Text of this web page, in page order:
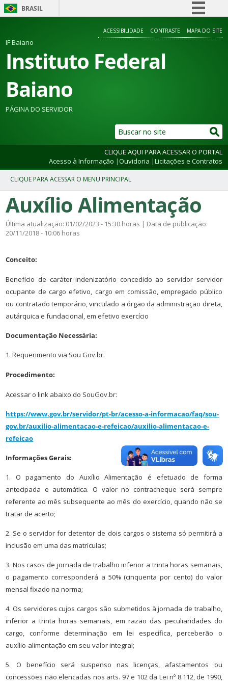
BRASIL
Participe
ACESSIBILIDADE CONTRASTE MAPA DO SITE
IF Baiano
Instituto Federal
Baiano
PÁGINA DO SERVIDOR
CLIQUE AQUI PARA ACESSAR O PORTAL
Acesso à Informação |Ouvidoria |Licitações e Contratos
Auxílio Alimentação
Última atualização: 01/02/2023 - 15:30 horas | Data de publicação:
20/11/2018 - 10:06 horas
Conceito:
Benefício de caráter indenizatório concedido ao servidor servidor
ocupante de cargo efetivo, cargo em comissão, empregado público
ou contratado temporário, vinculado a órgão da administração direta,
autárquica e fundacional, em efetivo exercício
Documentação Necessária:
1. Requerimento via Sou Gov.br.
Procedimento:
Acessar o link abaixo do SouGov.br:
https://www.gov.br/servidor/pt-br/acesso-a-informacao/faq/sou-
gov.br/auxilio-alimentacao-e-refeicao/auxilio-alimentacao-e-
refeicao
Informações Gerais:
1. O pagamento do Auxílio Alimentação é efetuado de forma
antecipada e automática. O valor no contracheque será sempre
referente ao mês subsequente ao mês do exercício, quando não se
tratar de acerto;
2. Se o servidor for detentor de dois cargos o sistema só permitirá a
inclusão em uma das matrículas;
3. Nos casos de jornada de trabalho inferior a trinta horas semanais,
o pagamento corresponderá a 50% (cinquenta por cento) do valor
mensal fixado na norma;
4. Os servidores cujos cargos são submetidos à jornada de trabalho,
inferior a trinta horas semanais, em razão das peculiaridades do
cargo, conforme determinação em lei específica, perceberão o
auxílio-alimentação em seu valor integral;
5. O benefício será suspenso nas licenças, afastamentos ou
concessões não elencadas nos arts. 97 e 102 da Lei nº 8.112, de 1990,